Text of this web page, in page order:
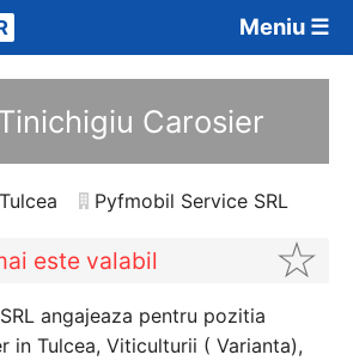
Meniu ☰
Carosier
Pyfmobil Service SRL
este valabil
angajeaza pentru pozitia
in Tulcea, Viticulturii ( Varianta),